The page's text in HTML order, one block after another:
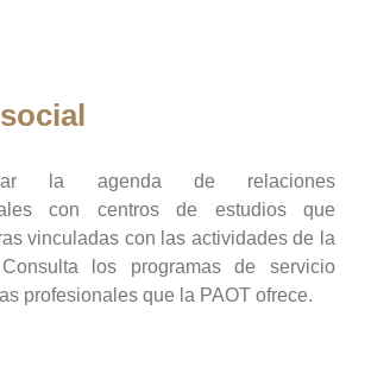
la agenda de relaciones
con centros de estudios que
vinculadas con las actividades de la
Consulta los programas de servicio
profesionales que la PAOT ofrece.